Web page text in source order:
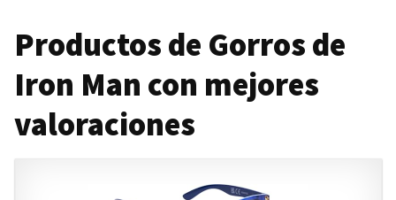
Productos de Gorros de
Iron Man con mejores
valoraciones